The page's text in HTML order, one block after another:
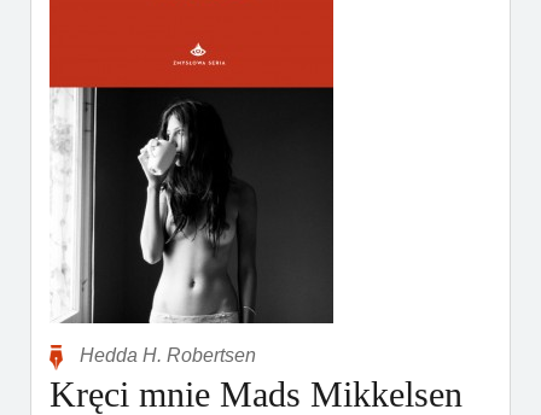
Hedda H. Robertsen
Kręci mnie Mads Mikkelsen